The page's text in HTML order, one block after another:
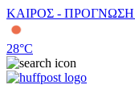
ΚΑΙΡΟΣ -
28°C